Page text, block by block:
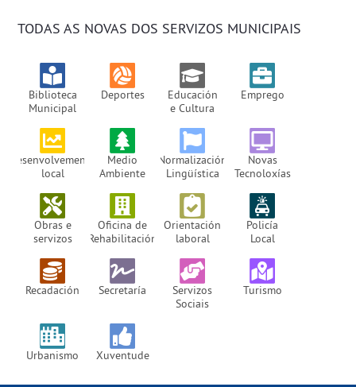
TODAS AS NOVAS DOS SERVIZOS MUNICIPAIS
Biblioteca
Municipal
Deportes
Educación
e Cultura
Emprego
Desenvolvemento
local
Medio
Ambiente
Normalización
Lingüística
Novas
Tecnoloxías
Obras e
servizos
Oficina de
Rehabilitación
Orientación
laboral
Policía
Local
Recadación Secretaría
Servizos
Sociais
Turismo
Urbanismo Xuventude